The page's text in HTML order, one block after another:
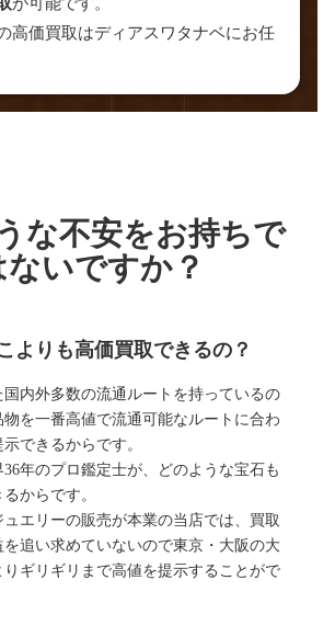
高価買取はディアスワタナベにお任
な不安をお持ちで
ないですか？
よりも高価買取できるの？
内外多数の流通ルートを持っているの
物を一番高値で流通可能なルートに合わ
できるからです。
36年のプロ鑑定士が、どのような宝石も
からです。
エリーの販売が本業の当店では、買取
追い求めていないので東京・大阪の大
ギリギリまで高値を提示することがで